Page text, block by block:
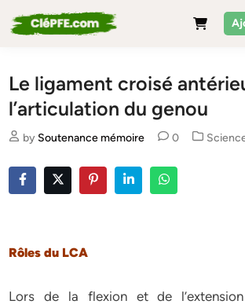
to
Le ligament croisé
l’articulation du genou
by Soutenance mémoire 0
Posted
Rôles du LCA
Lors de la flexion et de